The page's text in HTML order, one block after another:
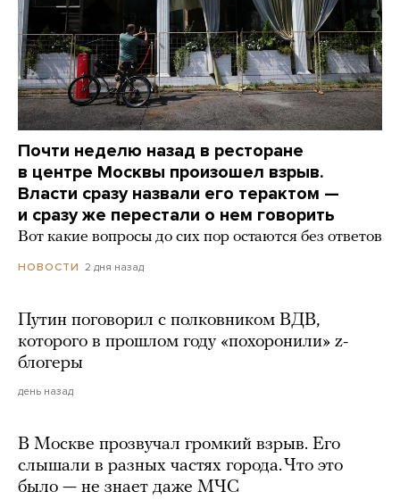
Почти неделю назад в ресторане
в центре Москвы произошел взрыв.
Власти сразу назвали его терактом —
и сразу же перестали о нем говорить
Вот какие вопросы до сих пор остаются без ответов
НОВОСТИ 2 дня назад
Путин поговорил с полковником ВДВ,
которого в прошлом году «похоронили» z-
блогеры
день назад
В Москве прозвучал громкий взрыв. Его
слышали в разных частях города. Что это
было — не знает даже МЧС